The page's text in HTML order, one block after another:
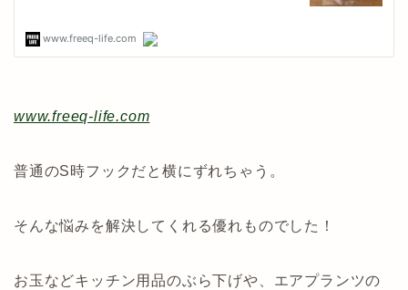
www.freeq-life.com
普通のS時フックだと横にずれちゃう。
そんな悩みを解決してくれる優れものでした！
お玉などキッチン用品のぶら下げや、エアプランツの